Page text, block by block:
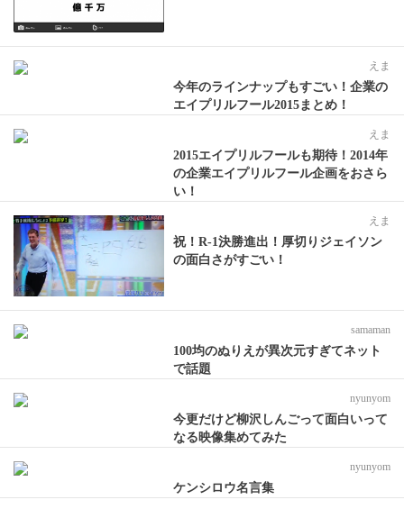
えま
今年のラインナップもすごい！企業の
エイプリルフール2015まとめ！
えま
2015エイプリルフールも期待！2014年
の企業エイプリルフール企画をおさら
い！
えま
祝！R-1決勝進出！厚切りジェイソン
の面白さがすごい！
samaman
100均のぬりえが異次元すぎてネット
で話題
nyunyom
今更だけど柳沢しんごって面白いって
なる映像集めてみた
nyunyom
ケンシロウ名言集